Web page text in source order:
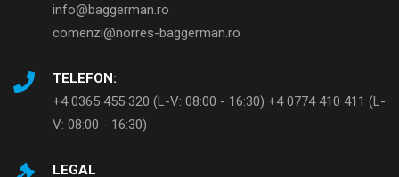
info@baggerman.ro
comenzi@norres-baggerman.ro
TELEFON:
+4 0365 455 320 (L-V: 08:00 - 16:30) +4 0774 410 411 (L-
V: 08:00 - 16:30)
LEGAL